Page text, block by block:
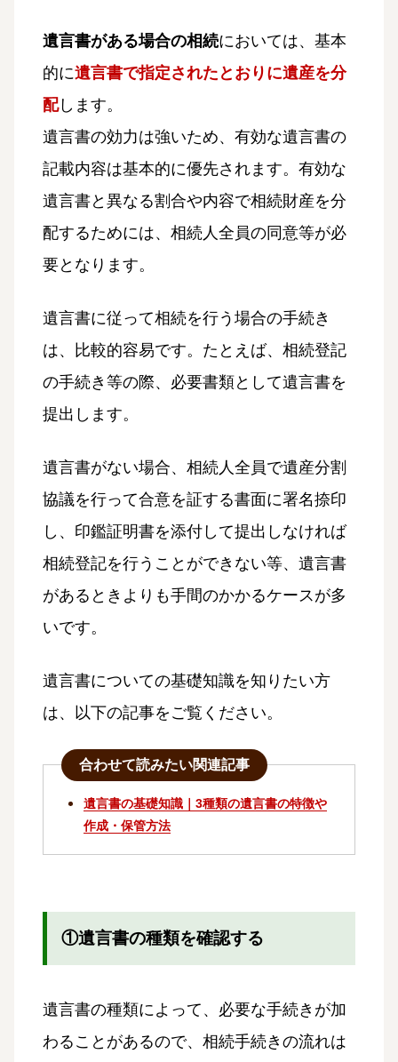
遺言書がある場合の相続においては、基本
的に遺言書で指定されたとおりに遺産を分
配します。
遺言書の効力は強いため、有効な遺言書の
記載内容は基本的に優先されます。有効な
遺言書と異なる割合や内容で相続財産を分
配するためには、相続人全員の同意等が必
要となります。
遺言書に従って相続を行う場合の手続き
は、比較的容易です。たとえば、相続登記
の手続き等の際、必要書類として遺言書を
提出します。
遺言書がない場合、相続人全員で遺産分割
協議を行って合意を証する書面に署名捺印
し、印鑑証明書を添付して提出しなければ
相続登記を行うことができない等、遺言書
があるときよりも手間のかかるケースが多
いです。
遺言書についての基礎知識を知りたい方
は、以下の記事をご覧ください。
合わせて読みたい関連記事
遺言書の基礎知識｜3種類の遺言書の特徴や
作成・保管方法
①遺言書の種類を確認する
遺言書の種類によって、必要な手続きが加
わることがあるので、相続手続きの流れは